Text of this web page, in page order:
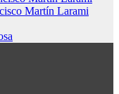
Martín Larami